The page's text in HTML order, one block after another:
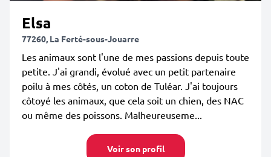
Elsa
77260, La Ferté-sous-Jouarre
Les animaux sont l'une de mes passions depuis toute
petite. J'ai grandi, évolué avec un petit partenaire
poilu à mes côtés, un coton de Tuléar. J'ai toujours
côtoyé les animaux, que cela soit un chien, des NAC
ou même des poissons. Malheureuseme...
Voir son profil